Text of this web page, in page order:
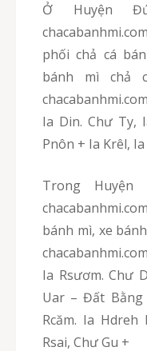
Ở Huyện Đức Cơ của Gia Lai,
phối chả cá
bánh mì chả
Ia Din. Chư Ty,
Pnôn + Ia Krêl,
Trong Huyện Krông Pa của Gia Lai,
bánh mì, xe
Ia Rsươm. Chư
Uar – Đất Bằng
Rcăm. Ia
Rsai, Chư Gu +